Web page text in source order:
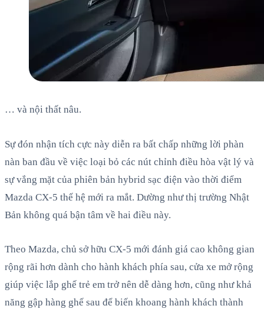
… và nội thất nâu.
Sự đón nhận tích cực này diễn ra bất chấp những lời phàn
nàn ban đầu về việc loại bỏ các nút chỉnh điều hòa vật lý và
sự vắng mặt của phiên bản hybrid sạc điện vào thời điểm
Mazda CX-5 thế hệ mới ra mắt. Dường như thị trường Nhật
Bản không quá bận tâm về hai điều này.
Theo Mazda, chủ sở hữu CX-5 mới đánh giá cao không gian
rộng rãi hơn dành cho hành khách phía sau, cửa xe mở rộng
giúp việc lắp ghế trẻ em trở nên dễ dàng hơn, cũng như khả
năng gập hàng ghế sau để biến khoang hành khách thành